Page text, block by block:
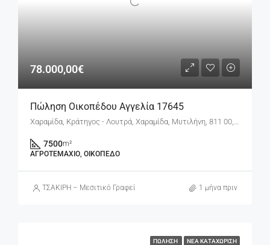
78.000,00€
Πώληση Οικοπέδου Αγγελία 17645
Χαραμίδα, Κράτηγος - Λουτρά, Χαραμίδα, Μυτιλήνη, 811 00, Ελλάδα
7500m²
ΑΓΡΟΤΕΜΆΧΙΟ, ΟΙΚΌΠΕΔΟ
ΤΣΑΚΙΡΗ – Μεσιτικό Γραφείο 1 μήνα πριν
ΠΏΛΗΣΗ ΝΈΑ ΚΑΤΑΧΏΡΙΣΗ